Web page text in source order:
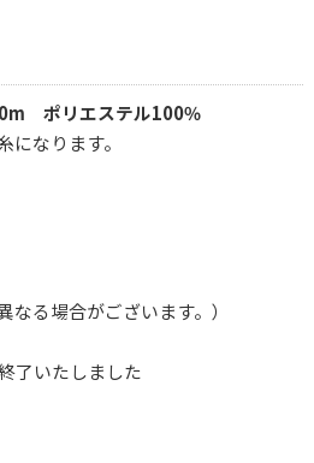
ポリエステル100％
になります。
なる場合がございます。）
了いたしました